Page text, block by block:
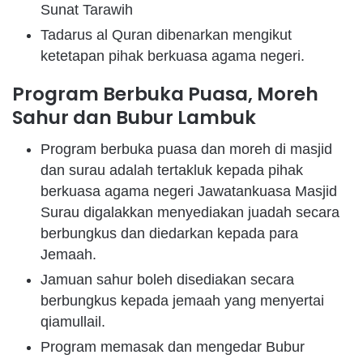
Sunat Tarawih
Tadarus al Quran dibenarkan mengikut
ketetapan pihak berkuasa agama negeri.
Program Berbuka Puasa, Moreh
Sahur dan Bubur Lambuk
Program berbuka puasa dan moreh di masjid
dan surau adalah tertakluk kepada pihak
berkuasa agama negeri Jawatankuasa Masjid
Surau digalakkan menyediakan juadah secara
berbungkus dan diedarkan kepada para
Jemaah.
Jamuan sahur boleh disediakan secara
berbungkus kepada jemaah yang menyertai
qiamullail.
Program memasak dan mengedar Bubur